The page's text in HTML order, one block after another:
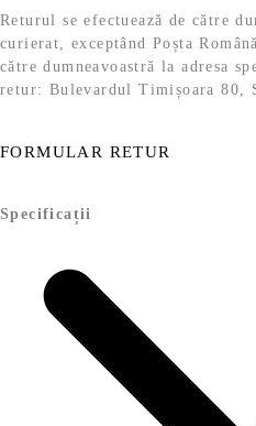
Returul se efectuează de către
curierat, exceptând Poșta
către dumneavoastră la adresa
retur: Bulevardul Timișoara 80,
FORMULAR RETUR
Specificații